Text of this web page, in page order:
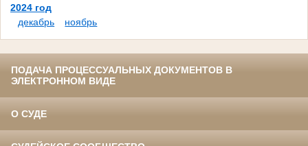
2024 год
декабрь
ноябрь
ПОДАЧА ПРОЦЕССУАЛЬНЫХ ДОКУМЕНТОВ В
ЭЛЕКТРОННОМ ВИДЕ
О СУДЕ